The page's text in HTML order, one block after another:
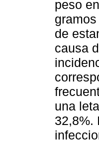
peso
de
causa
una
32,8%.